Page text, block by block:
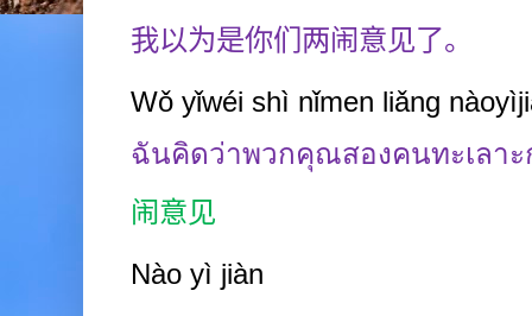
我以为是你们两闹意见了。
Wǒ yǐwéi shì nǐmen liǎng
ฉันคิดว่าพวกคุณสองคนทะเลา
闹意见
Nào yì jiàn